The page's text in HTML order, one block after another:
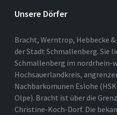
Unsere Dörfer
Bracht, Werntrop, Hebbecke
der Stadt Schmallenberg. Sie
Schmallenberg im nordrhein-
Hochsauerlandkreis,
Nachbarkomunen Eslohe
Olpe). Bracht ist über die
Christine-Koch-Dorf. Die